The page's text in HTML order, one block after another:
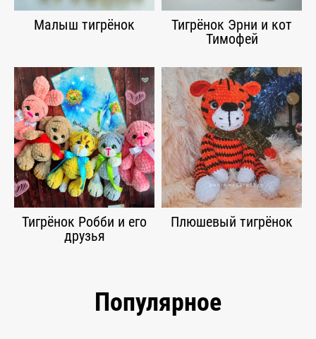
Малыш тигрёнок
Тигрёнок Эрни и кот
Тимофей
Тигрёнок Робби и его
друзья
Плюшевый тигрёнок
Популярное